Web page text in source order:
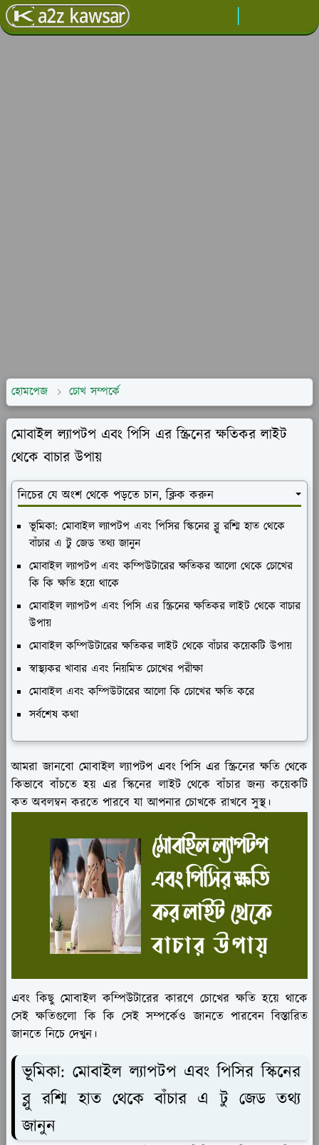
হোমপেজ চোখ সম্পর্কে
মোবাইল ল্যাপটপ এবং পিসি এর স্ক্রিনের ক্ষতিকর লাইট
থেকে বাচার উপায়
নিচের যে অংশ থেকে পড়তে চান, ক্লিক করুন
ভূমিকা: মোবাইল ল্যাপটপ এবং পিসির স্কিনের ব্লু রশ্মি হাত থেকে
বাঁচার এ টু জেড তথ্য জানুন
মোবাইল ল্যাপটপ এবং কম্পিউটারের ক্ষতিকর আলো থেকে চোখের
কি কি ক্ষতি হয়ে থাকে
মোবাইল ল্যাপটপ এবং পিসি এর স্ক্রিনের ক্ষতিকর লাইট থেকে বাচার
উপায়
মোবাইল কম্পিউটারের ক্ষতিকর লাইট থেকে বাঁচার কয়েকটি উপায়
স্বাস্থ্যকর খাবার এবং নিয়মিত চোখের পরীক্ষা
মোবাইল এবং কম্পিউটারের আলো কি চোখের ক্ষতি করে
সর্বশেষ কথা
আমরা জানবো মোবাইল ল্যাপটপ এবং পিসি এর স্ক্রিনের ক্ষতি থেকে
কিভাবে বাঁচতে হয় এর স্কিনের লাইট থেকে বাঁচার জন্য কয়েকটি
কত অবলম্বন করতে পারবে যা আপনার চোখকে রাখবে সুস্থ।
এবং কিছু মোবাইল কম্পিউটারের কারণে চোখের ক্ষতি হয়ে থাকে
সেই ক্ষতিগুলো কি কি সেই সম্পর্কেও জানতে পারবেন বিস্তারিত
জানতে নিচে দেখুন।
ভূমিকা: মোবাইল ল্যাপটপ এবং পিসির স্কিনের
ব্লু রশ্মি হাত থেকে বাঁচার এ টু জেড তথ্য
জানুন